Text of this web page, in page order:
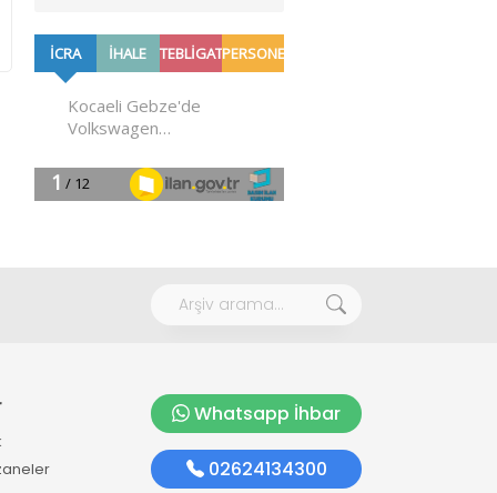
Whatsapp İhbar
02624134300